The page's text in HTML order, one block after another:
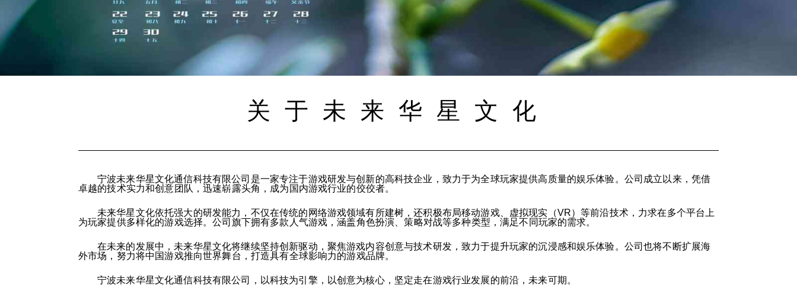
关于未来华星文化
宁波未来华星文化通信科技有限公司是一家专注于游戏研发与创新的高科技企业，致力于为全球玩家提供高质量的娱乐体验。公司成立以来，凭借
卓越的技术实力和创意团队，迅速崭露头角，成为国内游戏行业的佼佼者。
未来华星文化依托强大的研发能力，不仅在传统的网络游戏领域有所建树，还积极布局移动游戏、虚拟现实（VR）等前沿技术，力求在多个平台上
为玩家提供多样化的游戏选择。公司旗下拥有多款人气游戏，涵盖角色扮演、策略对战等多种类型，满足不同玩家的需求。
在未来的发展中，未来华星文化将继续坚持创新驱动，聚焦游戏内容创意与技术研发，致力于提升玩家的沉浸感和娱乐体验。公司也将不断扩展海
外市场，努力将中国游戏推向世界舞台，打造具有全球影响力的游戏品牌。
宁波未来华星文化通信科技有限公司，以科技为引擎，以创意为核心，坚定走在游戏行业发展的前沿，未来可期。